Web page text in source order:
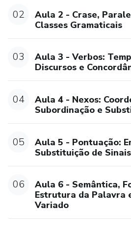
02
Aula 2 - Crase,
Classes Gramaticais
03
Aula 3 - Verbos:
Discursos e
04
Aula 4 - Nexos:
Subordinação e
05
Aula 5 - Pontuação:
Substituição de Sinais
06
Aula 6 - Semântica,
Estrutura da Palavra
Variado